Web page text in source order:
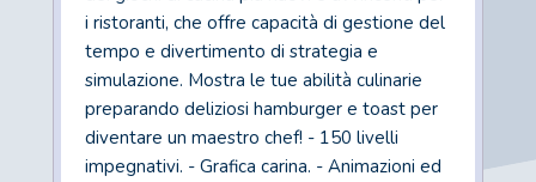
i ristoranti, che offre capacità di gestione del
tempo e divertimento di strategia e
simulazione. Mostra le tue abilità culinarie
preparando deliziosi hamburger e toast per
diventare un maestro chef! - 150 livelli
impegnativi. - Grafica carina. - Animazioni ed